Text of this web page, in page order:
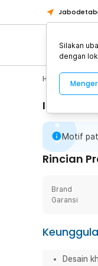
Home
Informasi
Motif
Rincian
Brand
Garansi
Desain
Silakan
dengan